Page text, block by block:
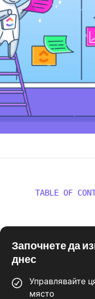
TABLE OF
Започнете да
днес
Управлявайте
място